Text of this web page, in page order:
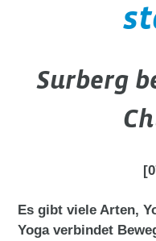
Surberg
Es gibt viele Arten,
Yoga verbindet